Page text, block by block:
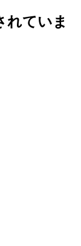
れていま